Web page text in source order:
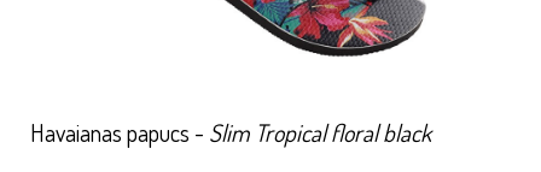
Havaianas papucs - Slim Tropical floral black